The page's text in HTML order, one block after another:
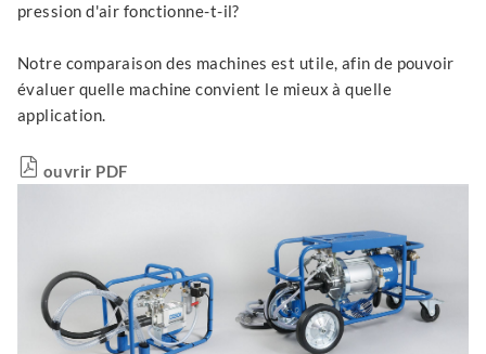
pression d'air fonctionne-t-il?
Notre comparaison des machines est utile, afin de pouvoir
évaluer quelle machine convient le mieux à quelle
application.
ouvrir PDF